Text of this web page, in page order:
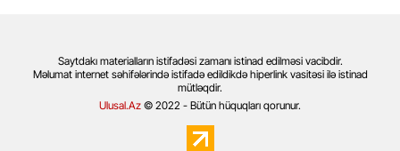
Saytdakı materialların istifadəsi zamanı istinad edilməsi vacibdir.
Məlumat internet səhifələrində istifadə edildikdə hiperlink vasitəsi ilə istinad
mütləqdir.
Ulusal.Az © 2022 - Bütün hüquqları qorunur.